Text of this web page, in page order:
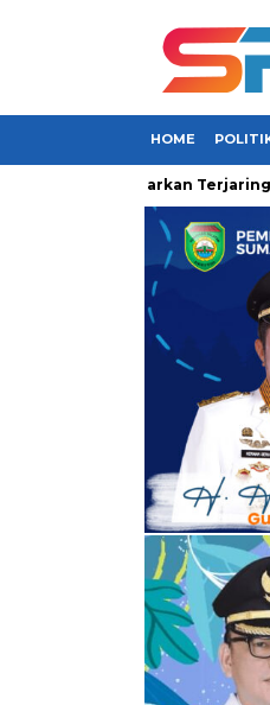
HOME
Dikabarkan Terjaring OTT